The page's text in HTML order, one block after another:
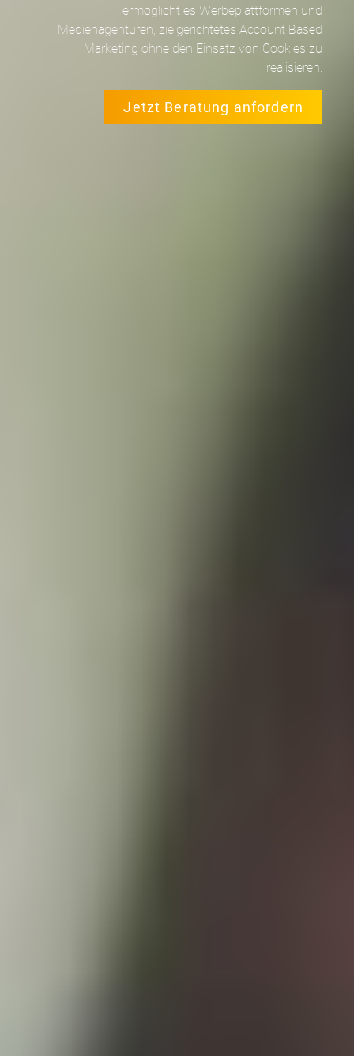
ermöglicht es Werbeplattformen und
Medienagenturen, zielgerichtetes Account Based
Marketing ohne den Einsatz von Cookies zu
realisieren.
Jetzt Beratung anfordern